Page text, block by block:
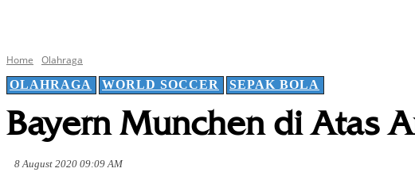
Home
Olahraga
OLAHRAGA
WORLD SOCCER SEPAK BOLA
Bayern Munchen di Atas
8 August 2020 09:09 AM